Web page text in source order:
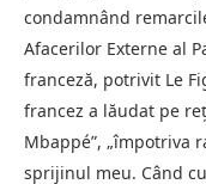
condamnând
Afacerilor Externe al
franceză, potrivit Le
francez a lăudat pe
Mbappé”, „împotriva
sprijinul meu. Când